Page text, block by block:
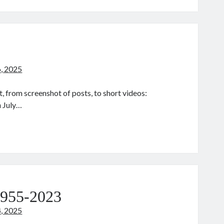
2025
from screenshot of posts, to short videos:
July…
2023
2025